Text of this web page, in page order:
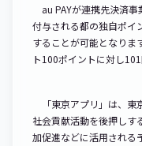
au PAYが連携先決済事
付与される都の独自ポイ
することが可能となりま
ト100ポイントに対し
「東京アプリ」は、
社会貢献活動を後押しす
加促進などに活用される